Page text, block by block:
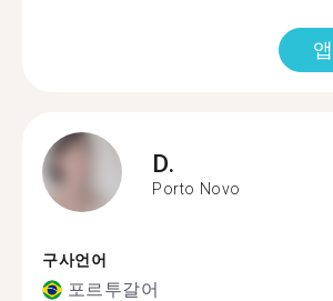
D.
Porto Novo
구사언어
포르투갈어